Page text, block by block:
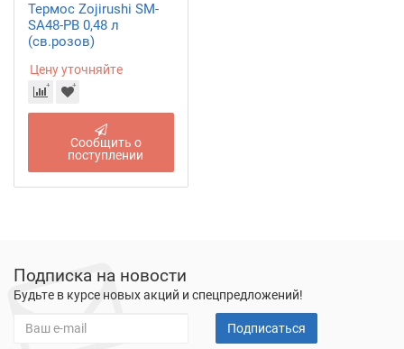
Термос Zojirushi SM-
SA48-PB 0,48 л
(св.розов)
Цену уточняйте
Сообщить о
поступлении
Подписка на новости
Будьте в курсе новых акций и спецпредложений!
Подписаться